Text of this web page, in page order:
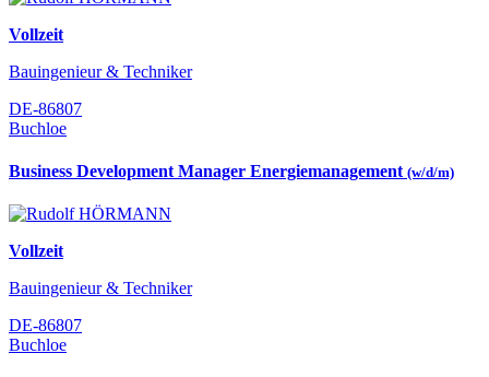
Vollzeit
Bauingenieur & Techniker
DE-86807
Buchloe
Business Development Manager Energiemanagement (w/d/m)
Vollzeit
Bauingenieur & Techniker
DE-86807
Buchloe